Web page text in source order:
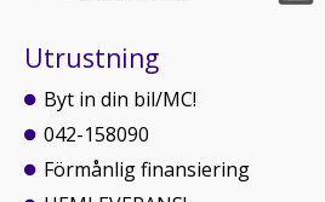
Utrustning
Byt in din bil/MC!
042-158090
Förmånlig finansiering